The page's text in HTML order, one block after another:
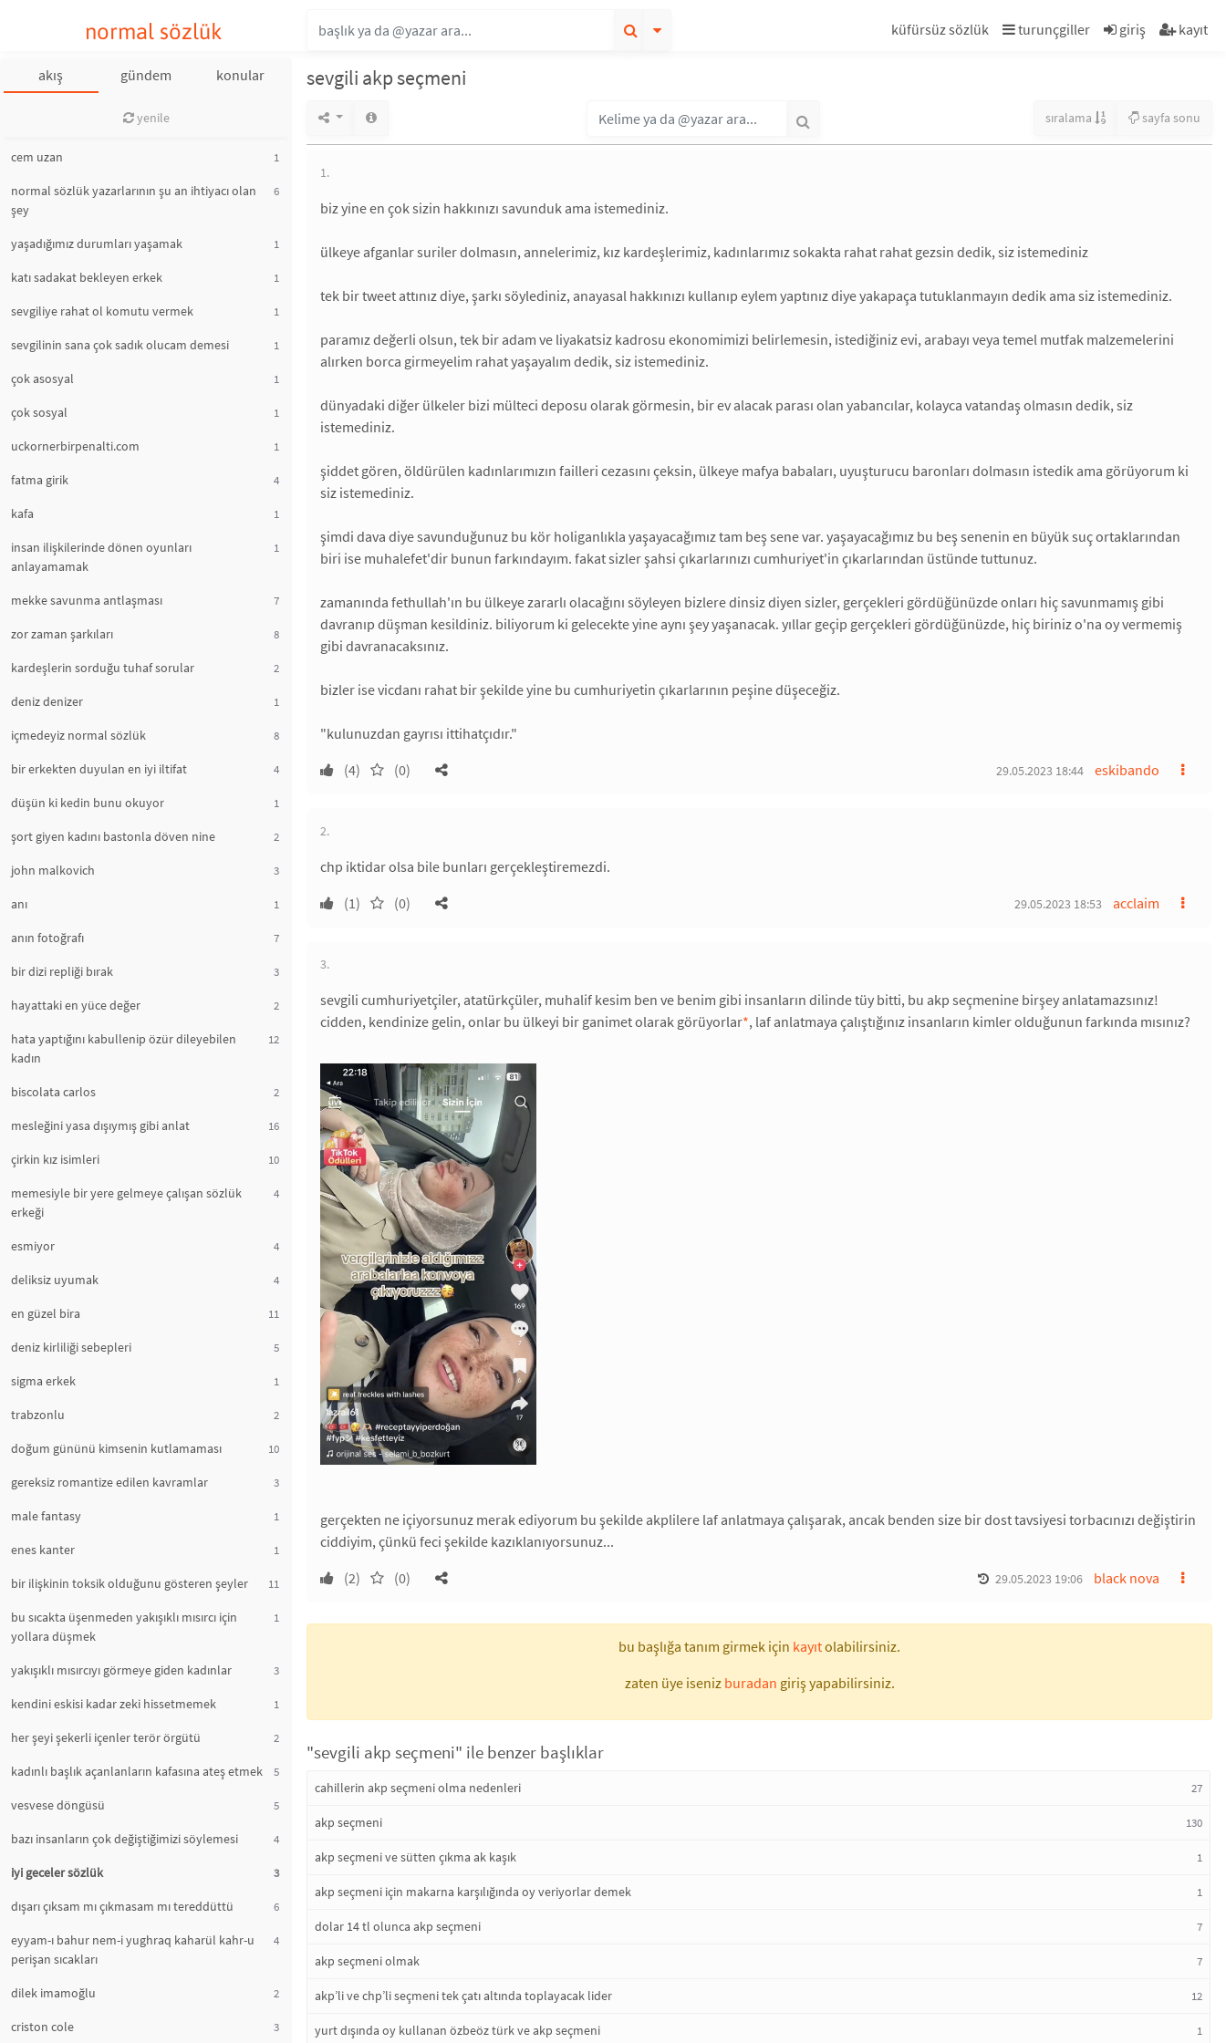
normal sözlük küfürsüz sözlük turunçgiller giriş kayıt
akış gündem konular
yenile
cem uzan 1
normal sözlük yazarlarının şu an ihtiyacı olan
şey
6
yaşadığımız durumları yaşamak 1
katı sadakat bekleyen erkek 1
sevgiliye rahat ol komutu vermek 1
sevgilinin sana çok sadık olucam demesi 1
çok asosyal 1
çok sosyal 1
uckornerbirpenalti.com 1
fatma girik 4
kafa 1
insan ilişkilerinde dönen oyunları
anlayamamak
1
mekke savunma antlaşması 7
zor zaman şarkıları 8
kardeşlerin sorduğu tuhaf sorular 2
deniz denizer 1
içmedeyiz normal sözlük 8
bir erkekten duyulan en iyi iltifat 4
düşün ki kedin bunu okuyor 1
şort giyen kadını bastonla döven nine 2
john malkovich 3
anı 1
anın fotoğrafı 7
bir dizi repliği bırak 3
hayattaki en yüce değer 2
hata yaptığını kabullenip özür dileyebilen
kadın
12
biscolata carlos 2
mesleğini yasa dışıymış gibi anlat 16
çirkin kız isimleri 10
memesiyle bir yere gelmeye çalışan sözlük
erkeği
4
esmiyor 4
deliksiz uyumak 4
en güzel bira 11
deniz kirliliği sebepleri 5
sigma erkek 1
trabzonlu 2
doğum gününü kimsenin kutlamaması 10
gereksiz romantize edilen kavramlar 3
male fantasy 1
enes kanter 1
bir ilişkinin toksik olduğunu gösteren şeyler 11
bu sıcakta üşenmeden yakışıklı mısırcı için
yollara düşmek
1
yakışıklı mısırcıyı görmeye giden kadınlar 3
kendini eskisi kadar zeki hissetmemek 1
her şeyi şekerli içenler terör örgütü 2
kadınlı başlık açanlanların kafasına ateş etmek 5
vesvese döngüsü 5
bazı insanların çok değiştiğimizi söylemesi 4
iyi geceler sözlük 3
dışarı çıksam mı çıkmasam mı tereddüttü 6
eyyam-ı bahur nem-i yughraq kaharül kahr-u
perişan sıcakları
4
dilek imamoğlu 2
criston cole 3
sevgili akp seçmeni
sıralama sayfa sonu
1.
biz yine en çok sizin hakkınızı savunduk ama istemediniz.
ülkeye afganlar suriler dolmasın, annelerimiz, kız kardeşlerimiz, kadınlarımız sokakta rahat rahat gezsin dedik, siz istemediniz
tek bir tweet attınız diye, şarkı söylediniz, anayasal hakkınızı kullanıp eylem yaptınız diye yakapaça tutuklanmayın dedik ama siz istemediniz.
paramız değerli olsun, tek bir adam ve liyakatsiz kadrosu ekonomimizi belirlemesin, istediğiniz evi, arabayı veya temel mutfak malzemelerini
alırken borca girmeyelim rahat yaşayalım dedik, siz istemediniz.
dünyadaki diğer ülkeler bizi mülteci deposu olarak görmesin, bir ev alacak parası olan yabancılar, kolayca vatandaş olmasın dedik, siz
istemediniz.
şiddet gören, öldürülen kadınlarımızın failleri cezasını çeksin, ülkeye mafya babaları, uyuşturucu baronları dolmasın istedik ama görüyorum ki
siz istemediniz.
şimdi dava diye savunduğunuz bu kör holiganlıkla yaşayacağımız tam beş sene var. yaşayacağımız bu beş senenin en büyük suç ortaklarından
biri ise muhalefet'dir bunun farkındayım. fakat sizler şahsi çıkarlarınızı cumhuriyet'in çıkarlarından üstünde tuttunuz.
zamanında fethullah'ın bu ülkeye zararlı olacağını söyleyen bizlere dinsiz diyen sizler, gerçekleri gördüğünüzde onları hiç savunmamış gibi
davranıp düşman kesildiniz. biliyorum ki gelecekte yine aynı şey yaşanacak. yıllar geçip gerçekleri gördüğünüzde, hiç biriniz o'na oy vermemiş
gibi davranacaksınız.
bizler ise vicdanı rahat bir şekilde yine bu cumhuriyetin çıkarlarının peşine düşeceğiz.
"kulunuzdan gayrısı ittihatçıdır."
(4)
(0) eskibando
29.05.2023 18:44
2.
chp iktidar olsa bile bunları gerçekleştiremezdi.
(1)
(0) acclaim
29.05.2023 18:53
3.
sevgili cumhuriyetçiler, atatürkçüler, muhalif kesim ben ve benim gibi insanların dilinde tüy bitti, bu akp seçmenine birşey anlatamazsınız!
cidden, kendinize gelin, onlar bu ülkeyi bir ganimet olarak görüyorlar*, laf anlatmaya çalıştığınız insanların kimler olduğunun farkında mısınız?
gerçekten ne içiyorsunuz merak ediyorum bu şekilde akplilere laf anlatmaya çalışarak, ancak benden size bir dost tavsiyesi torbacınızı değiştirin
ciddiyim, çünkü feci şekilde kazıklanıyorsunuz...
(2)
(0) black nova
29.05.2023 19:06
bu başlığa tanım girmek için kayıtolabilirsiniz.
zaten üye iseniz buradan giriş yapabilirsiniz.
"sevgili akp seçmeni" ile benzer başlıklar
cahillerin akp seçmeni olma nedenleri 27
akp seçmeni 130
akp seçmeni ve sütten çıkma ak kaşık 1
akp seçmeni için makarna karşılığında oy veriyorlar demek 1
dolar 14 tl olunca akp seçmeni 7
akp seçmeni olmak 7
akp’li ve chp’li seçmeni tek çatı altında toplayacak lider 12
yurt dışında oy kullanan özbeöz türk ve akp seçmeni 1